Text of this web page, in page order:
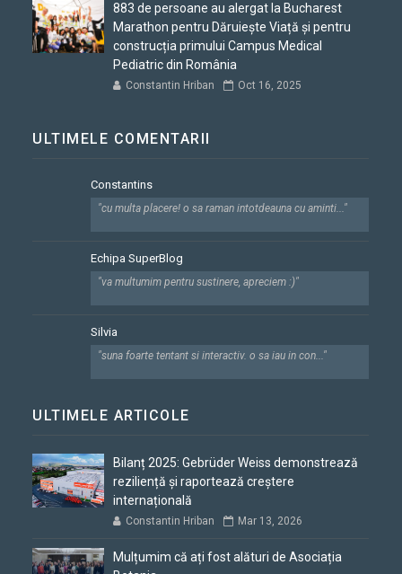
883 de persoane au alergat la Bucharest
Marathon pentru Dăruiește Viață și pentru
construcția primului Campus Medical
Pediatric din România
Constantin Hriban Oct 16, 2025
ULTIMELE COMENTARII
Constantins
"cu multa placere! o sa raman intotdeauna cu aminti..."
Echipa SuperBlog
"va multumim pentru sustinere, apreciem :)"
Silvia
"suna foarte tentant si interactiv. o sa iau in con..."
ULTIMELE ARTICOLE
Bilanț 2025: Gebrüder Weiss demonstrează
reziliență și raportează creștere
internațională
Constantin Hriban Mar 13, 2026
Mulțumim că ați fost alături de Asociația